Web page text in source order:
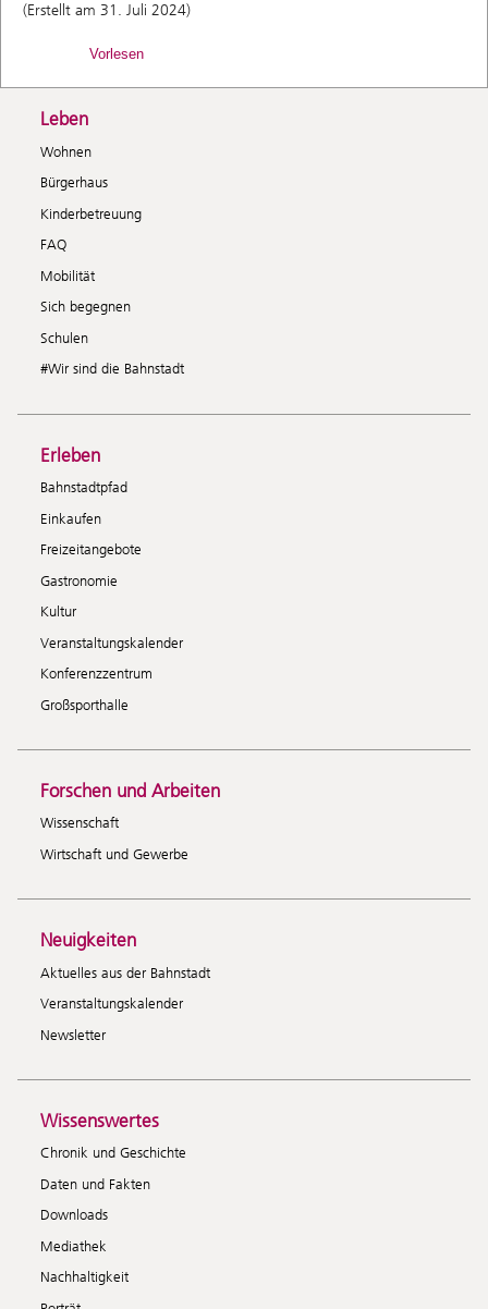
(Erstellt am 31. Juli 2024)
Vorlesen
Leben
Wohnen
Bürgerhaus
Kinderbetreuung
FAQ
Mobilität
Sich begegnen
Schulen
#Wir sind die Bahnstadt
Erleben
Bahnstadtpfad
Einkaufen
Freizeitangebote
Gastronomie
Kultur
Veranstaltungskalender
Konferenzzentrum
Großsporthalle
Forschen und Arbeiten
Wissenschaft
Wirtschaft und Gewerbe
Neuigkeiten
Aktuelles aus der Bahnstadt
Veranstaltungskalender
Newsletter
Wissenswertes
Chronik und Geschichte
Daten und Fakten
Downloads
Mediathek
Nachhaltigkeit